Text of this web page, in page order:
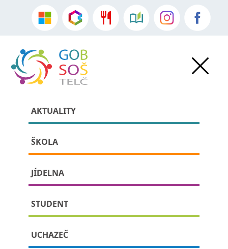
AKTUALITY
ŠKOLA
JÍDELNA
STUDENT
UCHAZEČ
» » detail příspěvku:
Návštěva studentů z Itálie